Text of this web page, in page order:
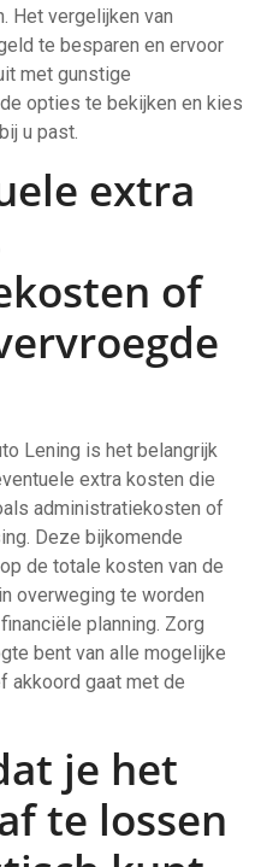
Het vergelijken van
te besparen en ervoor
met gunstige
opties te bekijken en kies
u past.
extra
of
Lening is het belangrijk
extra kosten die
administratiekosten of
Deze bijkomende
de totale kosten van de
overweging te worden
planning. Zorg
bent van alle mogelijke
akkoord gaat met de
je het
te lossen